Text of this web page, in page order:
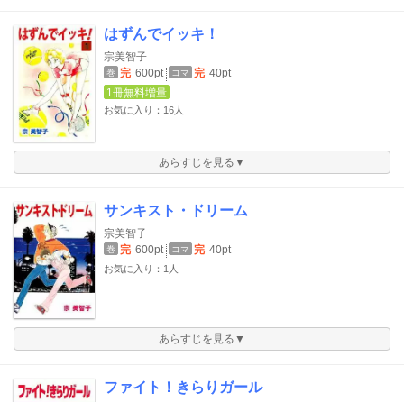
はずんでイッキ！
宗美智子
巻 完 600pt コマ 完 40pt
1冊無料増量
お気に入り：16人
あらすじを見る▼
サンキスト・ドリーム
宗美智子
巻 完 600pt コマ 完 40pt
お気に入り：1人
あらすじを見る▼
ファイト！きらりガール